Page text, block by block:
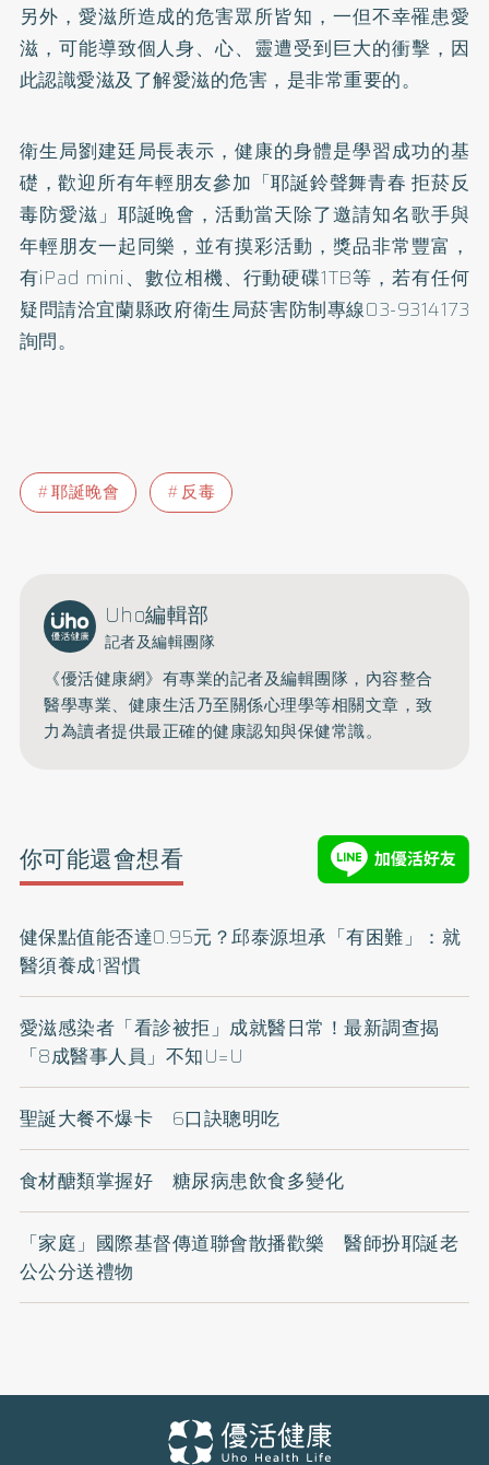
另外，愛滋所造成的危害眾所皆知，一但不幸罹患愛
滋，可能導致個人身、心、靈遭受到巨大的衝擊，因
此認識愛滋及了解愛滋的危害，是非常重要的。
衛生局劉建廷局長表示，健康的身體是學習成功的基
礎，歡迎所有年輕朋友參加「耶誕鈴聲舞青春 拒菸反
毒防愛滋」耶誕晚會，活動當天除了邀請知名歌手與
年輕朋友一起同樂，並有摸彩活動，獎品非常豐富，
有iPad mini、數位相機、行動硬碟1TB等，若有任何
疑問請洽宜蘭縣政府衛生局菸害防制專線03-9314173
詢問。
耶誕晚會 反毒
Uho編輯部
記者及編輯團隊
《優活健康網》有專業的記者及編輯團隊，內容整合
醫學專業、健康生活乃至關係心理學等相關文章，致
力為讀者提供最正確的健康認知與保健常識。
你可能還會想看
健保點值能否達0.95元？邱泰源坦承「有困難」：就
醫須養成1習慣
愛滋感染者「看診被拒」成就醫日常！最新調查揭
「8成醫事人員」不知U=U
聖誕大餐不爆卡 6口訣聰明吃
食材醣類掌握好 糖尿病患飲食多變化
「家庭」國際基督傳道聯會散播歡樂 醫師扮耶誕老
公公分送禮物